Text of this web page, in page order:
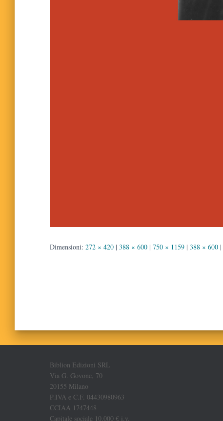
Dimensioni: 272 × 420 | 388 × 600 | 750 × 1159 | 388 × 600 |
Biblion Edizioni SRL
Via G. Govone, 70
20155 Milano
P.IVA e C.F. 04430980963
CCIAA 1747448
Capitale sociale 10.000 € i.v.